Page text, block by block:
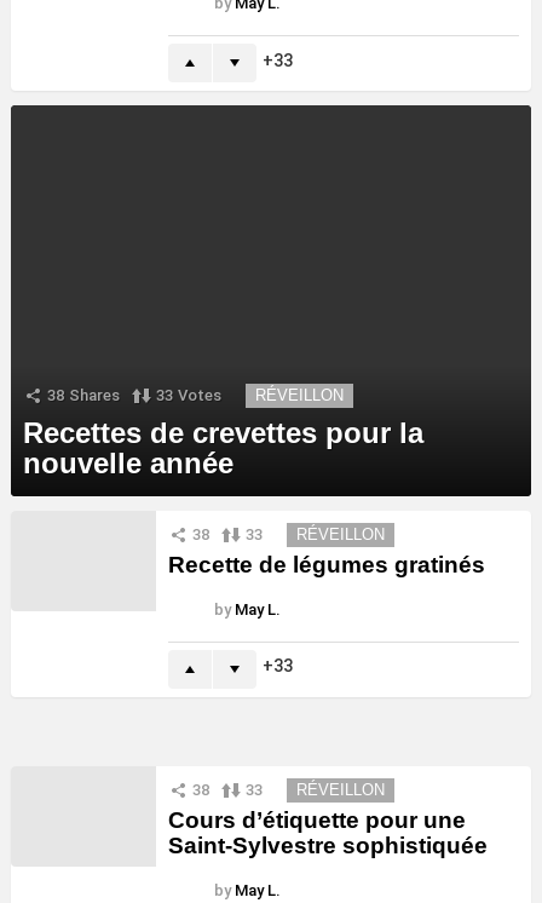
33
38 Shares 33 Votes RÉVEILLON
Recettes de crevettes pour la
nouvelle année
38 33 RÉVEILLON
Recette de légumes gratinés
by May L.
33
38 33 RÉVEILLON
Cours d’étiquette pour une
Saint-Sylvestre sophistiquée
by May L.